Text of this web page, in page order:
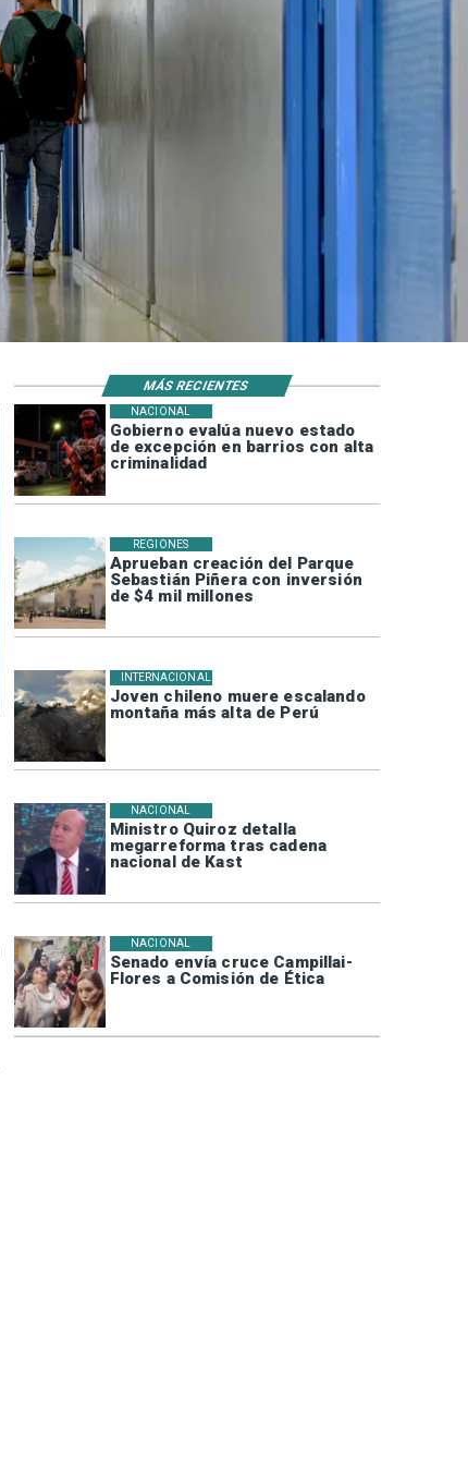
Gobierno evalúa nuevo estado
de excepción en barrios con alta
criminalidad
NACIONAL
Aprueban creación del Parque
Sebastián Piñera con inversión
de $4 mil millones
REGIONES
Joven chileno muere escalando
montaña más alta de Perú
INTERNACIONAL
Ministro Quiroz detalla
megarreforma tras cadena
nacional de Kast
NACIONAL
Senado envía cruce Campillai-
Flores a Comisión de Ética
NACIONAL
MÁS RECIENTES